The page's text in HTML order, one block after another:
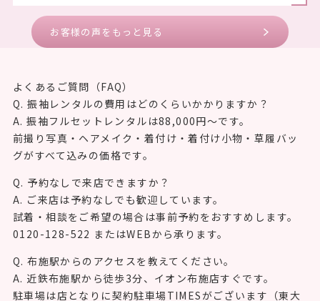
お客様の声をもっと見る
よくあるご質問（FAQ）
Q. 振袖レンタルの費用はどのくらいかかりますか？
A. 振袖フルセットレンタルは88,000円〜です。
前撮り写真・ヘアメイク・着付け・着付け小物・草履バッ
グがすべて込みの価格です。
Q. 予約なしで来店できますか？
A. ご来店は予約なしでも歓迎しています。
試着・相談をご希望の場合は事前予約をおすすめします。
0120-128-522 またはWEBから承ります。
Q. 布施駅からのアクセスを教えてください。
A. 近鉄布施駅から徒歩3分、イオン布施店すぐです。
駐車場は店となりに契約駐車場TIMESがございます（東大